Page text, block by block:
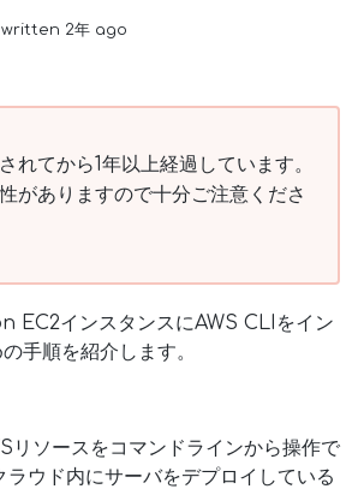
written 2年 ago
れてから1年以上経過しています。
がありますので十分ご注意くださ
EC2インスタンスにAWS CLIをイン
手順を紹介します。
リソースをコマンドラインから操作で
ラウド内にサーバをデプロイしている